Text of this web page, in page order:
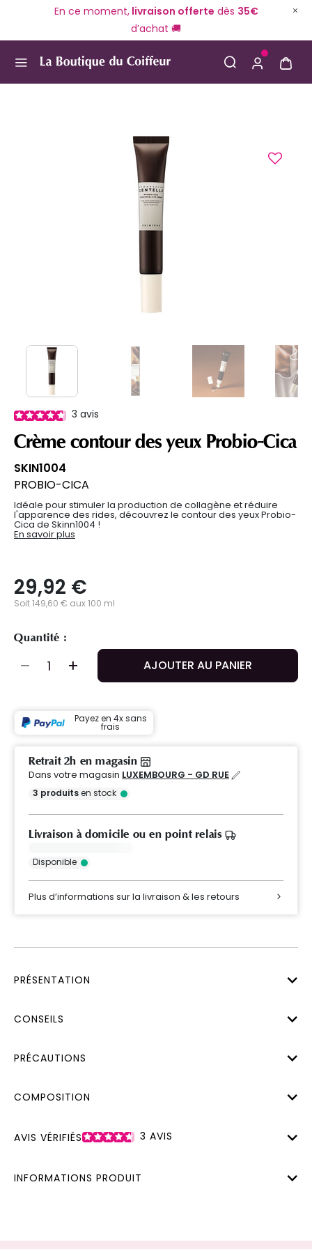
En ce moment,livraison offerte dès 35€
d’achat 🚚
3 avis
Crème contour des yeux Probio-Cica
SKIN1004
PROBIO-CICA
Idéale pour stimuler la production de collagène et réduire
l'apparence des rides, découvrez le contour des yeux Probio-
Cica de Skinn1004 !
En savoir plus
29,92 €
Soit 149,60 € aux 100 ml
Quantité :
AJOUTER AU PANIER
Payez en 4x sans
frais
Retrait 2h en magasin
Dans votre magasin LUXEMBOURG - GD RUE
3 produitsen stock
Livraison à domicile ou en point relais
Disponible
Plus d’informations sur la livraison & les retours
PRÉSENTATION
CONSEILS
PRÉCAUTIONS
COMPOSITION
AVIS VÉRIFIÉS 3 AVIS
INFORMATIONS PRODUIT